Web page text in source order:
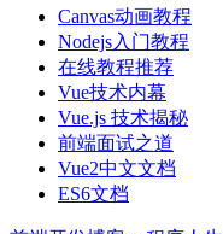
Canvas动画教程
Nodejs入门教程
在线教程推荐
Vue技术内幕
Vue.js 技术揭秘
前端面试之道
Vue2中文文档
ES6文档